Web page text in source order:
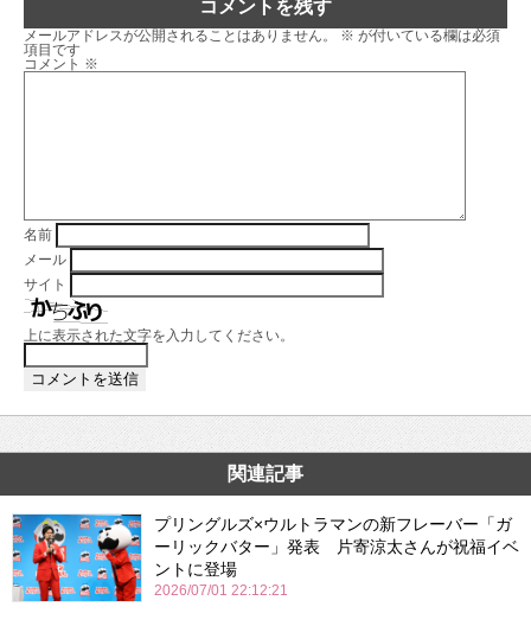
コメントを残す
メールアドレスが公開されることはありません。 ※ が付いている欄は必須
項目です
コメント ※
名前
メール
サイト
上に表示された文字を入力してください。
関連記事
プリングルズ×ウルトラマンの新フレーバー「ガ
ーリックバター」発表 片寄涼太さんが祝福イベ
ントに登場
2026/07/01 22:12:21